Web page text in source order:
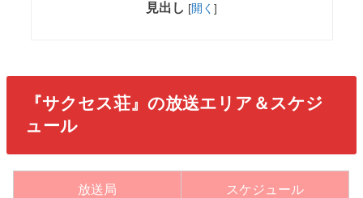
見出し [開く ]
『サクセス荘』の放送エリア＆スケジ
ュール
放送局 スケジュール